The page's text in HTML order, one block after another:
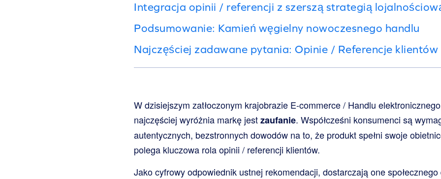
Integracja opinii / referencji z szerszą strategią
Podsumowanie: Kamień węgielny nowoczesnego handlu
Najczęściej zadawane pytania: Opinie / Referencje klientów
W dzisiejszym zatłoczonym krajobrazie E-commerce / Handlu
najczęściej wyróżnia markę jestzaufanie. Współcześni konsumenci są
autentycznych, bezstronnych dowodów na to, że produkt spełni swoje
polega kluczowa rola opinii / referencji klientów.
Jako cyfrowy odpowiednik ustnej rekomendacji, dostarczają one społecznego